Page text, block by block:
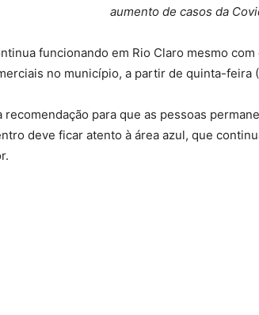
aumento de casos da
funcionando em Rio Claro mesmo
no município, a partir de quinta-feira
recomendação para que as pessoas
deve ficar atento à área azul, que